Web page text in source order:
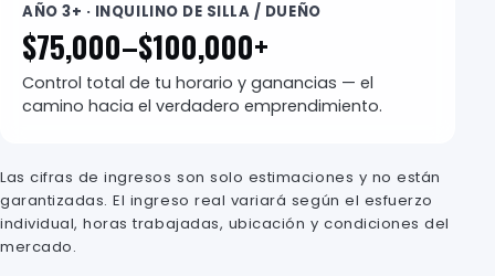
AÑO 3+ · INQUILINO DE SILLA / DUEÑO
$75,000–$100,000+
Control total de tu horario y ganancias — el
camino hacia el verdadero emprendimiento.
Las cifras de ingresos son solo estimaciones y no están
garantizadas. El ingreso real variará según el esfuerzo
individual, horas trabajadas, ubicación y condiciones del
mercado.